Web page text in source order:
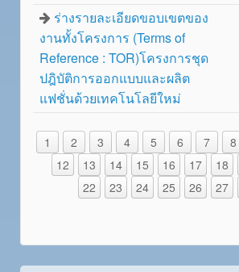
ร่างรายละเอียดขอบเขตของ
งานทั้งโครงการ (Terms of
Reference : TOR)โครงการชุด
ปฎิบัติการออกแบบและผลิต
แฟชั่นด้วยเทคโนโลยีใหม่
1 2 3 4 5 6 7 8
12
13 14 15 16 17 18
22
23 24 25 26 27